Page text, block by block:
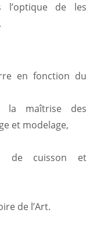
l’optique de les
en fonction du
la maîtrise des
et modelage,
de cuisson et
de l’Art.